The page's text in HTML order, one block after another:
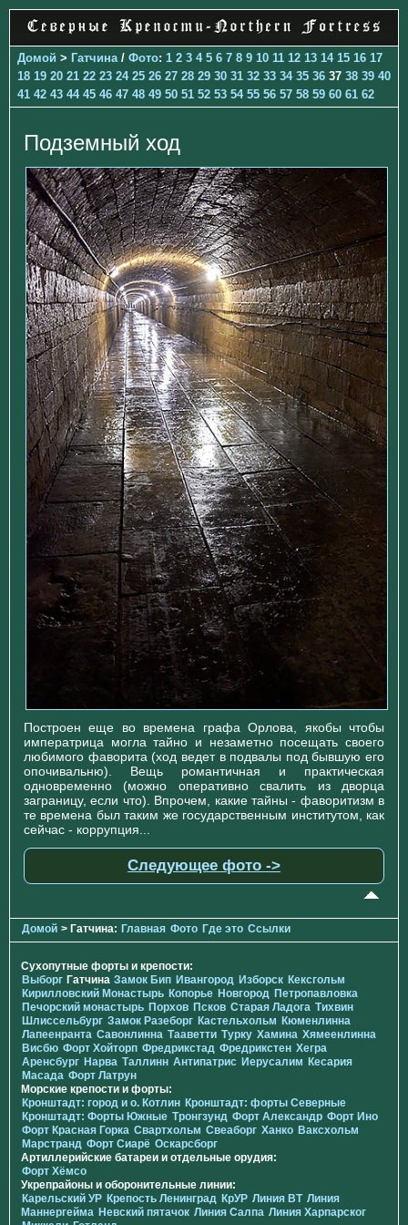
Домой > Гатчина / Фото: 1 2 3 4 5 6 7 8 9 10 11 12 13 14 15 16 17
18 19 20 21 22 23 24 25 26 27 28 29 30 31 32 33 34 35 36 37 38 39 40
41 42 43 44 45 46 47 48 49 50 51 52 53 54 55 56 57 58 59 60 61 62
Подземный ход
Построен еще во времена графа Орлова, якобы чтобы
императрица могла тайно и незаметно посещать своего
любимого фаворита (ход ведет в подвалы под бывшую его
опочивальню). Вещь романтичная и практическая
одновременно (можно оперативно свалить из дворца
заграницу, если что). Впрочем, какие тайны - фаворитизм в
те времена был таким же государственным институтом, как
сейчас - коррупция...
Следующее фото ->
Домой > Гатчина: Главная Фото Где это Ссылки
Сухопутные форты и крепости:
Выборг Гатчина Замок Бип Ивангород Изборск Кексгольм
Кирилловский Монастырь Копорье Новгород Петропавловка
Печорcкий монастырь Порхов Псков Старая Ладога Тихвин
Шлиссельбург Замок Разеборг Кастельхольм Кюменлинна
Лапеенранта Савонлинна Тааветти Турку Хамина Хямеенлинна
Висбю Форт Хойторп Фредрикстад Фредрикстен Хегра
Аренсбург Нарва Таллинн Антипатрис Иерусалим Кесария
Масада Форт Латрун
Морские крепости и форты:
Кронштадт: город и о. Котлин Кронштадт: форты Северные
Кронштадт: Форты Южные Тронгзунд Форт Александр Форт Ино
Форт Красная Горка Свартхольм Свеаборг Ханко Ваксхольм
Марстранд Форт Сиарё Оскарсборг
Артиллерийские батареи и отдельные орудия:
Форт Хёмсо
Укрепрайоны и оборонительные линии:
Карельский УР Крепость Ленинград КрУР Линия ВТ Линия
Маннергейма Невский пятачок Линия Салпа Линия Харпарског